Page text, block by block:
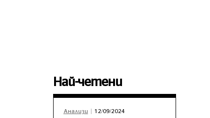
Най-четени
Анализи 12/09/2024